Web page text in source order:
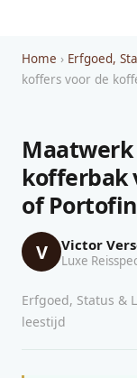
Home › Erfgoed,
koffers voor de
kofferbak
of
V Victor
Luxe
Erfgoed, Status &
leestijd